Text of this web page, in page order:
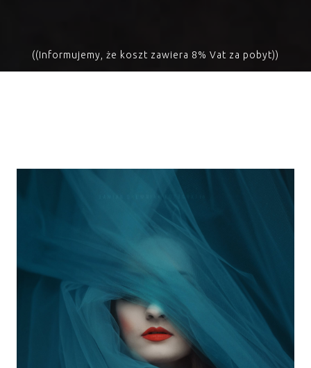
((Informujemy, że koszt zawiera 8% Vat za pobyt))